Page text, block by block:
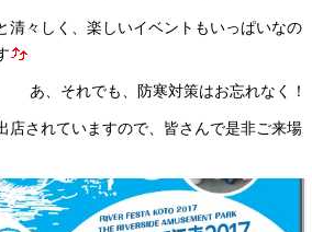
清々しく、楽しいイベントもいっぱいなの
あ、それでも、防寒対策はお忘れなく！
店されていますので、皆さんで是非ご来場